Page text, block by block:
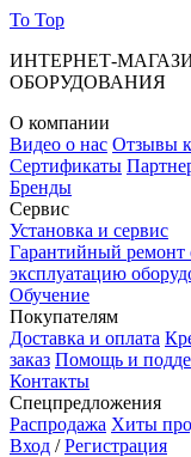
To Top
ИНТЕРНЕТ-
ОБОРУДОВАНИЯ
О компании
Видео о нас Отзывы
Сертификаты
Бренды
Сервис
Установка и сервис
Гарантийный ремонт
эксплуатацию
Обучение
Покупателям
Доставка и оплата
заказ Помощь и
Контакты
Спецпредложения
Распродажа Хиты
Вход /Регистрация